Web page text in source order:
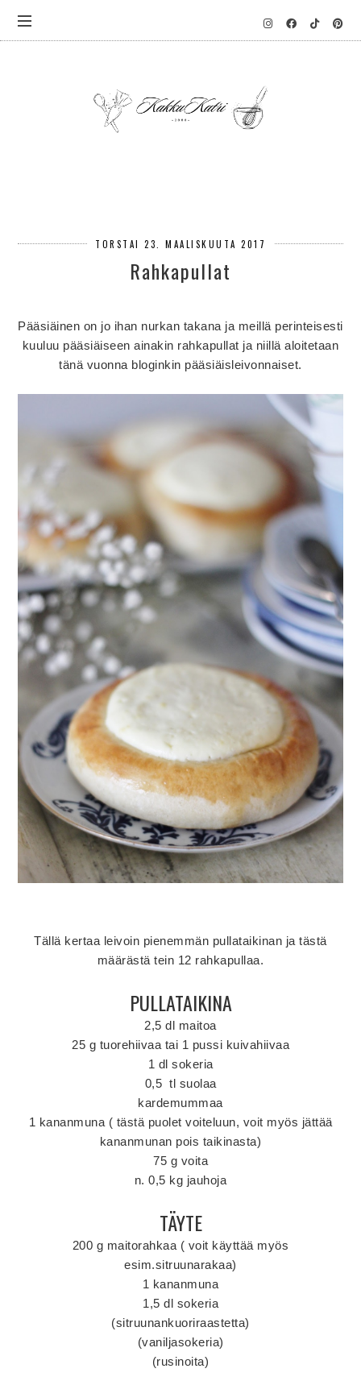
TORSTAI 23. MAALISKUUTA 2017
Rahkapullat
Pääsiäinen on jo ihan nurkan takana ja meillä perinteisesti
kuuluu pääsiäiseen ainakin rahkapullat ja niillä aloitetaan
tänä vuonna bloginkin pääsiäisleivonnaiset.
Tällä kertaa leivoin pienemmän pullataikinan ja tästä
määrästä tein 12 rahkapullaa.
PULLATAIKINA
2,5 dl maitoa
25 g tuorehiivaa tai 1 pussi kuivahiivaa
1 dl sokeria
0,5 tl suolaa
kardemummaa
1 kananmuna ( tästä puolet voiteluun, voit myös jättää
kananmunan pois taikinasta)
75 g voita
n. 0,5 kg jauhoja
TÄYTE
200 g maitorahkaa ( voit käyttää myös
esim.sitruunarakaa)
1 kananmuna
1,5 dl sokeria
(sitruunankuoriraastetta)
(vaniljasokeria)
(rusinoita)